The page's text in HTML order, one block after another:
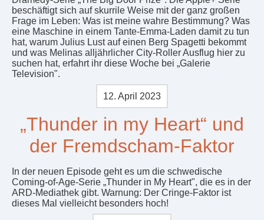
beschäftigt sich auf skurrile Weise mit der ganz großen
Frage im Leben: Was ist meine wahre Bestimmung? Was
eine Maschine in einem Tante-Emma-Laden damit zu tun
hat, warum Julius Lust auf einen Berg Spagetti bekommt
und was Melinas alljährlicher City-Roller Ausflug hier zu
suchen hat, erfahrt ihr diese Woche bei „Galerie
Television".
12. April 2023
„Thunder in my Heart“ und
der Fremdscham-Faktor
In der neuen Episode geht es um die schwedische
Coming-of-Age-Serie „Thunder in My Heart", die es in der
ARD-Mediathek gibt. Warnung: Der Cringe-Faktor ist
dieses Mal vielleicht besonders hoch!